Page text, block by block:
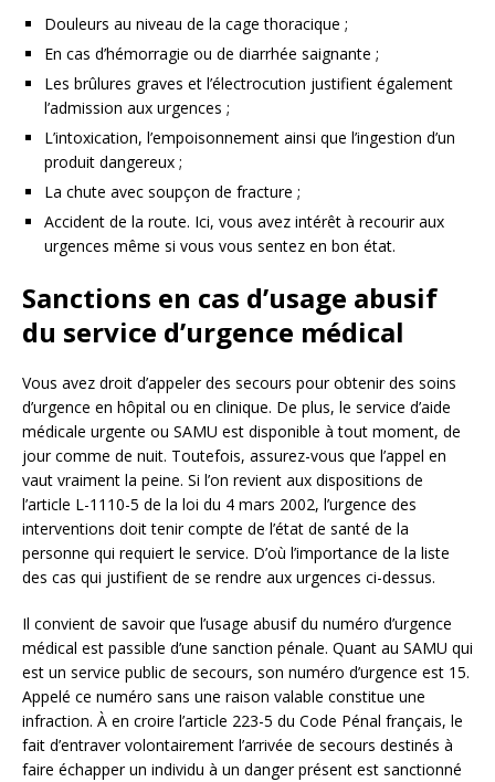
Douleurs au niveau de la cage thoracique ;
En cas d’hémorragie ou de diarrhée saignante ;
Les brûlures graves et l’électrocution justifient également
l’admission aux urgences ;
L’intoxication, l’empoisonnement ainsi que l’ingestion d’un
produit dangereux ;
La chute avec soupçon de fracture ;
Accident de la route. Ici, vous avez intérêt à recourir aux
urgences même si vous vous sentez en bon état.
Sanctions en cas d’usage abusif
du service d’urgence médical
Vous avez droit d’appeler des secours pour obtenir des soins
d’urgence en hôpital ou en clinique. De plus, le service d’aide
médicale urgente ou SAMU est disponible à tout moment, de
jour comme de nuit. Toutefois, assurez-vous que l’appel en
vaut vraiment la peine. Si l’on revient aux dispositions de
l’article L-1110-5 de la loi du 4 mars 2002, l’urgence des
interventions doit tenir compte de l’état de santé de la
personne qui requiert le service. D’où l’importance de la liste
des cas qui justifient de se rendre aux urgences ci-dessus.
Il convient de savoir que l’usage abusif du numéro d’urgence
médical est passible d’une sanction pénale. Quant au SAMU qui
est un service public de secours, son numéro d’urgence est 15.
Appelé ce numéro sans une raison valable constitue une
infraction. À en croire l’article 223-5 du Code Pénal français, le
fait d’entraver volontairement l’arrivée de secours destinés à
faire échapper un individu à un danger présent est sanctionné